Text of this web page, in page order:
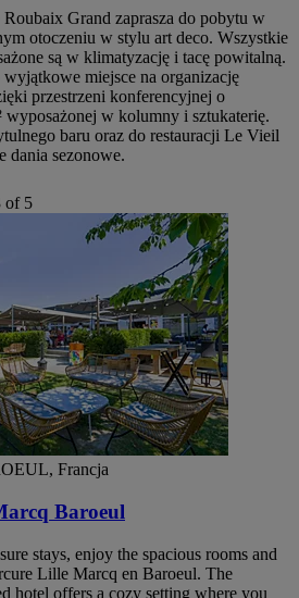
Grand zaprasza do pobytu w
otoczeniu w stylu art deco. Wszystkie
są w klimatyzację i tacę powitalną.
miejsce na organizację
przestrzeni konferencyjnej o
wyposażonej w kolumny i sztukaterię.
baru oraz do restauracji Le Vieil
dania sezonowe.
of 5
Francja
Baroeul
stays, enjoy the spacious rooms and
Lille Marcq en Baroeul. The
hotel offers a cozy setting where you